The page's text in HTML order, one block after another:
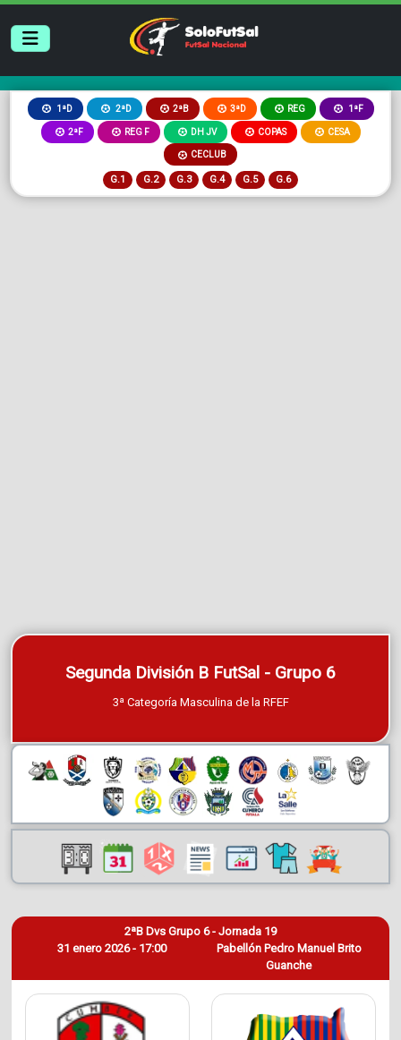
1ªD 2ªD 2ªB 3ªD REG 1ªF
2ªF REG F DH JV COPAS CESA
CECLUB
G.1 G.2 G.3 G.4 G.5 G.6
Segunda División B FutSal - Grupo 6
3ª Categoría Masculina de la RFEF
31 enero 2026 - 17:00
2ªB Dvs Grupo 6 - Jornada 19
Pabellón Pedro Manuel Brito
Guanche